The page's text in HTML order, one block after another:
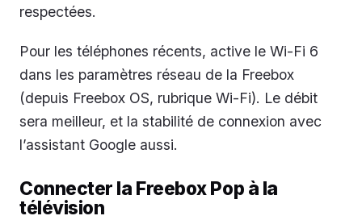
respectées.
Pour les téléphones récents, active le Wi-Fi 6
dans les paramètres réseau de la Freebox
(depuis Freebox OS, rubrique Wi-Fi). Le débit
sera meilleur, et la stabilité de connexion avec
l’assistant Google aussi.
Connecter la Freebox Pop à la
télévision